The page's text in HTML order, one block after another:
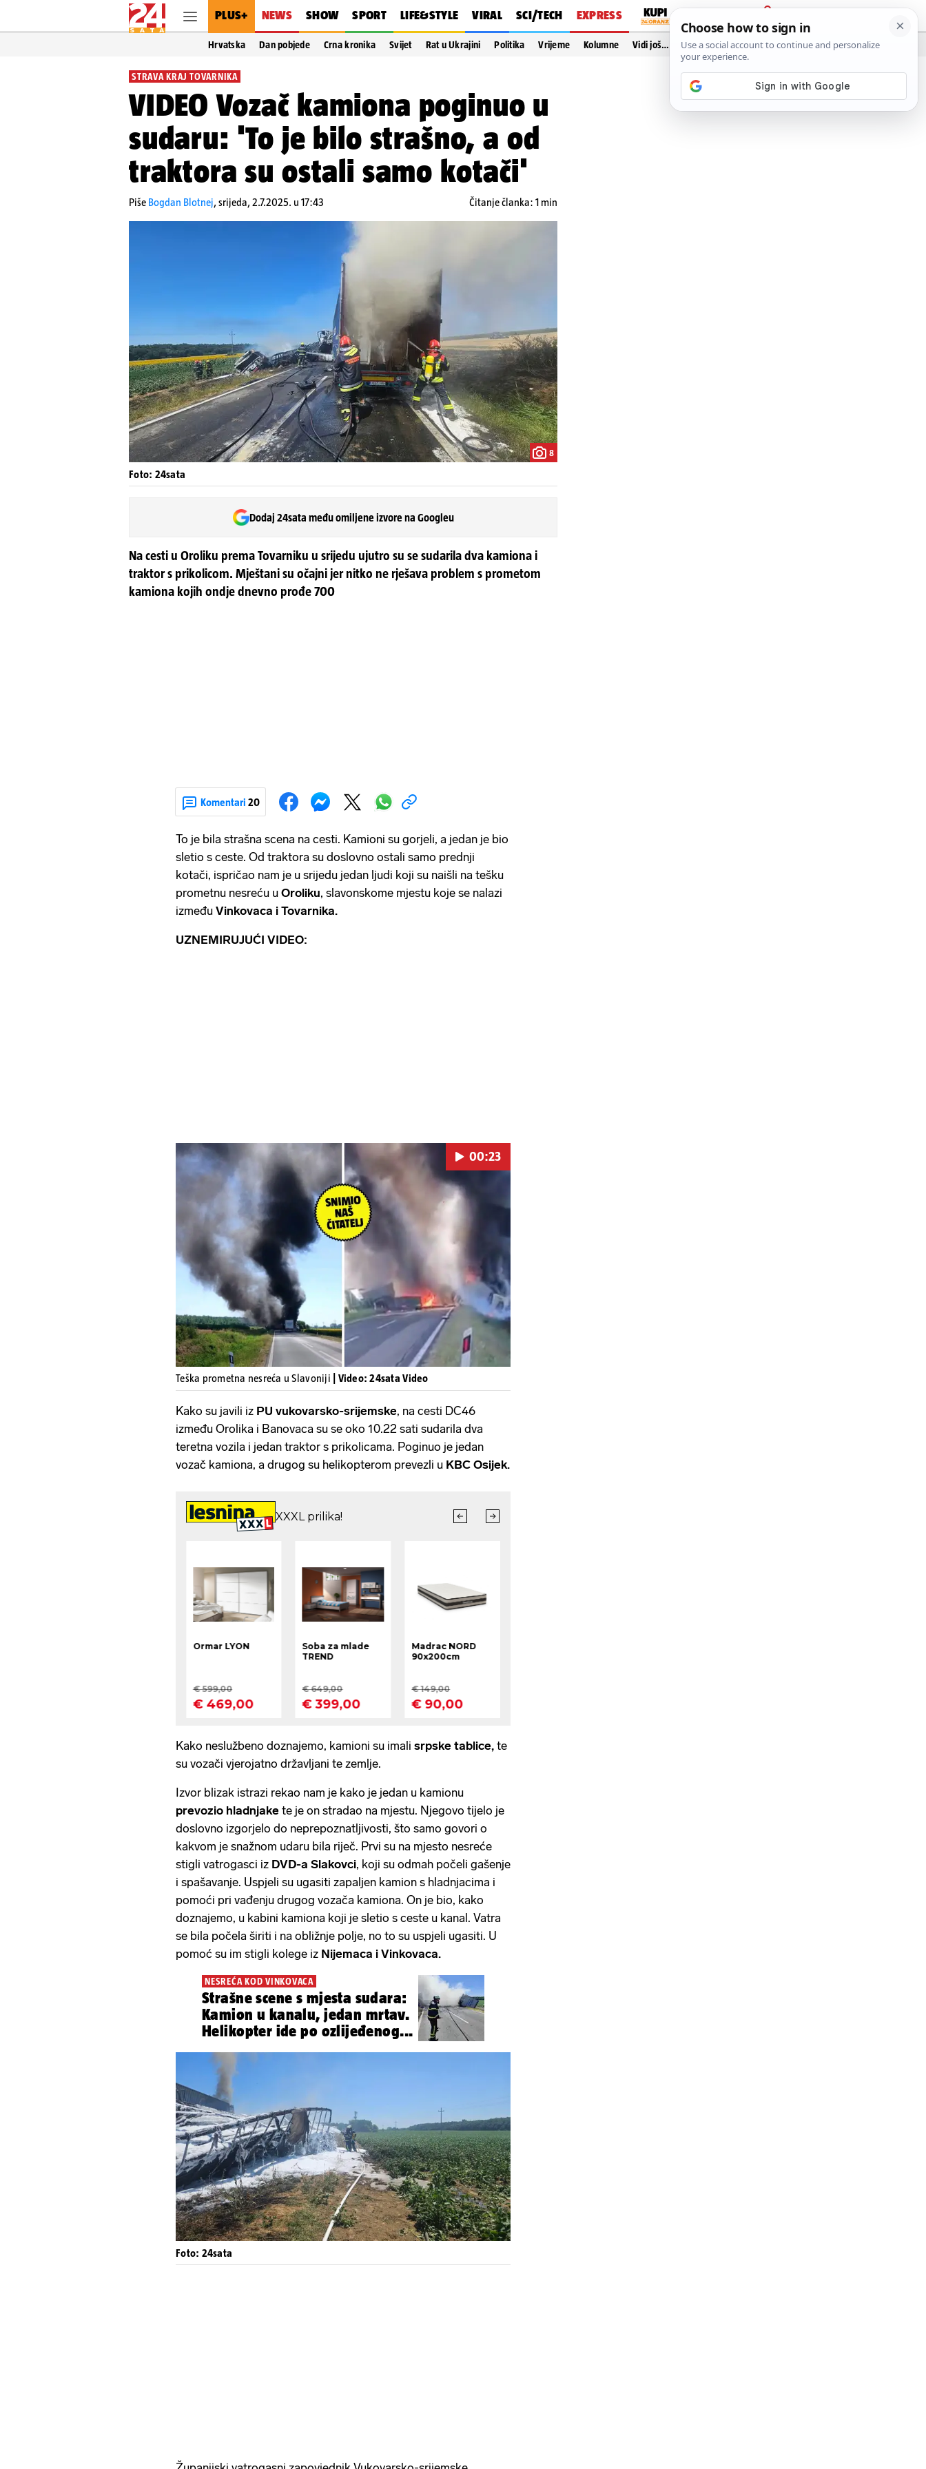
PLUS+ NEWS SHOW SPORT LIFE&STYLE VIRAL SCI/TECH EXPRESS
PRIJAVA
Hrvatska Dan pobjede Crna kronika Svijet Rat u Ukrajini Politika Vrijeme Kolumne Vidi još…
STRAVA KRAJ TOVARNIKA
VIDEO Vozač kamiona poginuo u
sudaru: 'To je bilo strašno, a od
traktora su ostali samo kotači'
Piše Bogdan Blotnej,srijeda, 2.7.2025. u 17:43 Čitanje članka: 1 min
8
Foto: 24sata
Dodaj 24sata među omiljene izvore na Googleu
Na cesti u Oroliku prema Tovarniku u srijedu ujutro su se sudarila dva kamiona i
traktor s prikolicom. Mještani su očajni jer nitko ne rješava problem s prometom
kamiona kojih ondje dnevno prođe 700
Komentari 20
To je bila strašna scena na cesti. Kamioni su gorjeli, a jedan je bio
sletio s ceste. Od traktora su doslovno ostali samo prednji
kotači, ispričao nam je u srijedu jedan ljudi koji su naišli na tešku
prometnu nesreću u Oroliku, slavonskome mjestu koje se nalazi
između Vinkovaca i Tovarnika.
UZNEMIRUJUĆI VIDEO:
Pokretanje videa...
00:23
Teška prometna nesreća u Slavoniji | Video: 24sata Video
Kako su javili iz PU vukovarsko-srijemske, na cesti DC46
između Orolika i Banovaca su se oko 10.22 sati sudarila dva
teretna vozila i jedan traktor s prikolicama. Poginuo je jedan
vozač kamiona, a drugog su helikopterom prevezli u KBC Osijek.
Kako neslužbeno doznajemo, kamioni su imali srpske tablice, te
su vozači vjerojatno državljani te zemlje.
Izvor blizak istrazi rekao nam je kako je jedan u kamionu
prevozio hladnjake te je on stradao na mjestu. Njegovo tijelo je
doslovno izgorjelo do neprepoznatljivosti, što samo govori o
kakvom je snažnom udaru bila riječ. Prvi su na mjesto nesreće
stigli vatrogasci iz DVD-a Slakovci, koji su odmah počeli gašenje
i spašavanje. Uspjeli su ugasiti zapaljen kamion s hladnjacima i
pomoći pri vađenju drugog vozača kamiona. On je bio, kako
doznajemo, u kabini kamiona koji je sletio s ceste u kanal. Vatra
se bila počela širiti i na obližnje polje, no to su uspjeli ugasiti. U
pomoć su im stigli kolege iz Nijemaca i Vinkovaca.
NESREĆA KOD VINKOVACA
Strašne scene s mjesta sudara:
Kamion u kanalu, jedan mrtav.
Helikopter ide po ozlijeđenog...
Foto: 24sata